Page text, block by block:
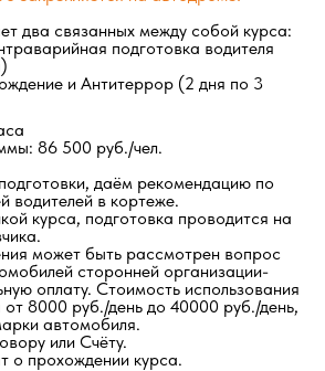
два связанных между собой курса:
подготовка водителя
и Антитеррор (2 дня по 3
86 500 руб./чел.
даём рекомендацию по
водителей в кортеже.
курса, подготовка проводится на
может быть рассмотрен вопрос
сторонней организации-
оплату. Стоимость использования
8000 руб./день до 40000 руб./день,
автомобиля.
или Счёту.
о прохождении курса.